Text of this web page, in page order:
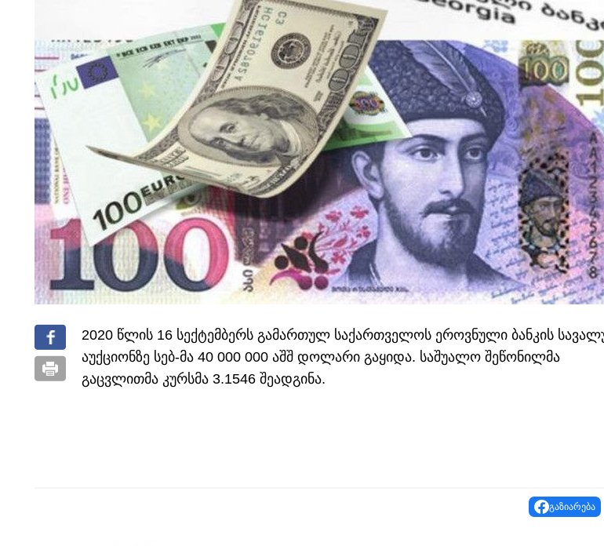
2020 წლის 16 სექტემბერს გამართულ საქართველოს ეროვნული ბანკის
აუქციონზე სებ-მა 40 000 000 აშშ დოლარი გაყიდა. საშუალო შეწონილმა
გაცვლითმა კურსმა 3.1546 შეადგინა.
გაზიარება